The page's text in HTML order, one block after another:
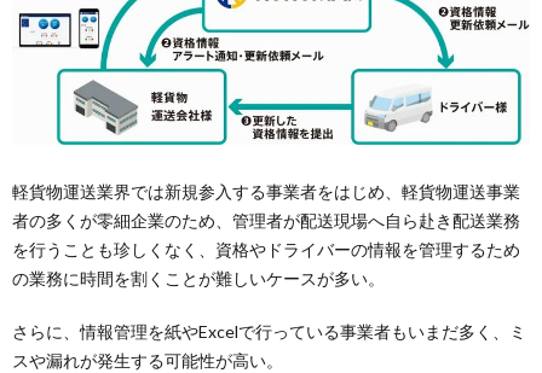
軽貨物運送業界では新規参入する事業者をはじめ、軽貨物運送事業
者の多くが零細企業のため、管理者が配送現場へ自ら赴き配送業務
を行うことも珍しくなく、資格やドライバーの情報を管理するため
の業務に時間を割くことが難しいケースが多い。
さらに、情報管理を紙やExcelで行っている事業者もいまだ多く、ミ
スや漏れが発生する可能性が高い。